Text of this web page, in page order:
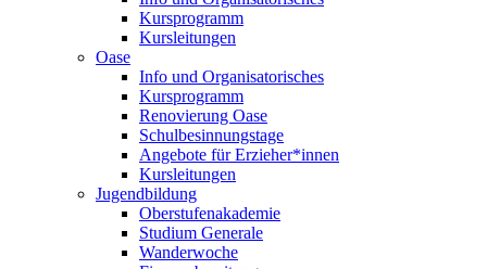
Kursprogramm
Kursleitungen
Oase
Info und Organisatorisches
Kursprogramm
Renovierung Oase
Schulbesinnungstage
Angebote für Erzieher*innen
Kursleitungen
Jugendbildung
Oberstufenakademie
Studium Generale
Wanderwoche